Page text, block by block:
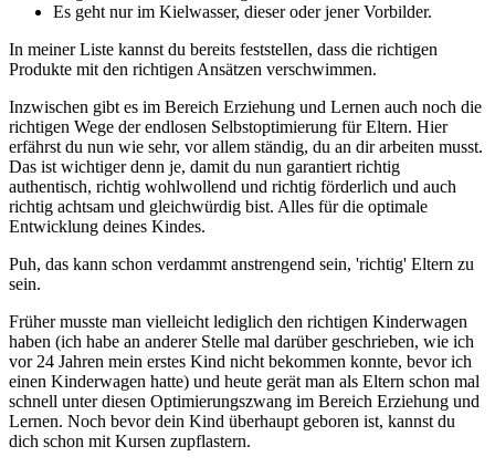
Es geht nur im Kielwasser, dieser oder jener Vorbilder.
In meiner Liste kannst du bereits feststellen, dass die richtigen
Produkte mit den richtigen Ansätzen verschwimmen.
Inzwischen gibt es im Bereich Erziehung und Lernen auch noch die
richtigen Wege der endlosen Selbstoptimierung für Eltern. Hier
erfährst du nun wie sehr, vor allem ständig, du an dir arbeiten musst.
Das ist wichtiger denn je, damit du nun garantiert richtig
authentisch, richtig wohlwollend und richtig förderlich und auch
richtig achtsam und gleichwürdig bist. Alles für die optimale
Entwicklung deines Kindes.
Puh, das kann schon verdammt anstrengend sein, 'richtig' Eltern zu
sein.
Früher musste man vielleicht lediglich den richtigen Kinderwagen
haben (ich habe an anderer Stelle mal darüber geschrieben, wie ich
vor 24 Jahren mein erstes Kind nicht bekommen konnte, bevor ich
einen Kinderwagen hatte) und heute gerät man als Eltern schon mal
schnell unter diesen Optimierungszwang im Bereich Erziehung und
Lernen. Noch bevor dein Kind überhaupt geboren ist, kannst du
dich schon mit Kursen zupflastern.